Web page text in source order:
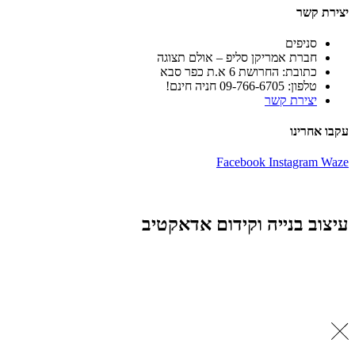
יצירת קשר
סניפים
חברת אמריקן סליפ – אולם תצוגה
כתובת: החרושת 6 א.ת כפר סבא
טלפון: 09-766-6705 חניה חינם!
יצירת קשר
עקבו אחרינו
Facebook Instagram Waze
עיצוב בנייה וקידום אדאקטיב